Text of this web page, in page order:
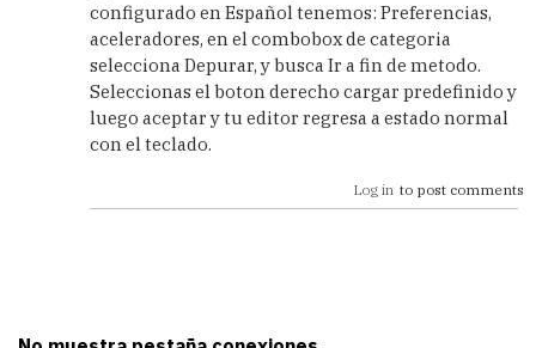
configurado en Español tenemos: Preferencias,
aceleradores, en el combobox de categoria
selecciona Depurar, y busca Ir a fin de metodo.
Seleccionas el boton derecho cargar predefinido y
luego aceptar y tu editor regresa a estado normal
con el teclado.
Log in to post comments